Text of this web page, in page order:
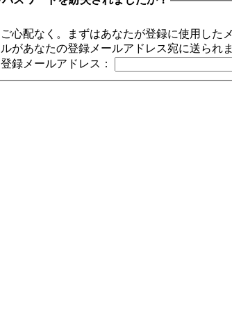
ご心配なく。まずはあなたが登録に使用した
ルがあなたの登録メールアドレス宛に送られま
登録メールアドレス：